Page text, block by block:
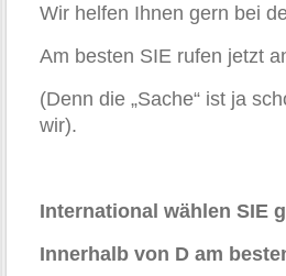
Wir helfen Ihnen gern bei
Am besten SIE rufen jetzt
(Denn die „Sache“ ist ja
wir).
International wählen SIE
Innerhalb von D am